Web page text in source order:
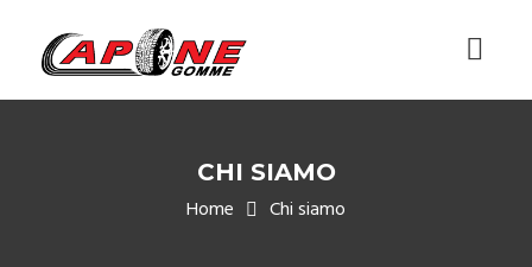
CHI SIAMO
Home Chi siamo